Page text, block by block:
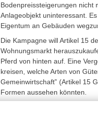
Bodenpreissteigerungen nicht
Anlageobjekt uninteressant.
Eigentum an Gebäuden
Die Kampagne will Artikel 15
Wohnungsmarkt
Pferd von hinten auf. Eine
kreisen, welche Arten von
Gemeinwirtschaft‟ (Artikel 15
Formen aussehen könnten.